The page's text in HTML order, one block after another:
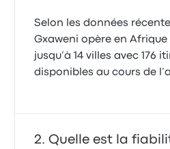
Selon les données
Gxaweni opère en
jusqu’à 14 villes avec 176
disponibles au cours de
Quelle est la